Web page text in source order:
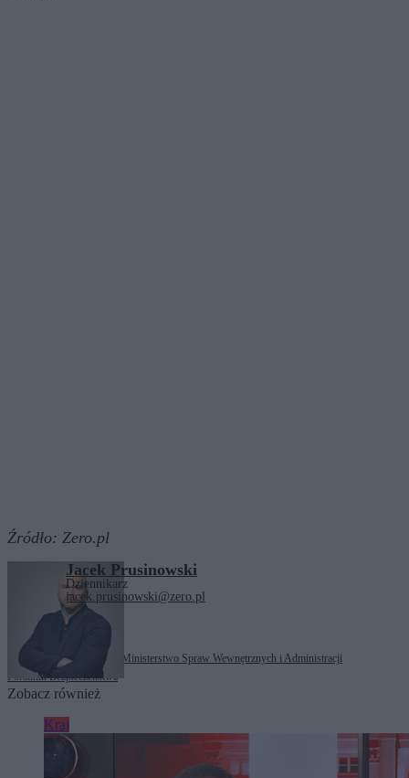
Źródło: Zero.pl
Jacek Prusinowski
Dziennikarz
jacek.prusinowski@zero.pl
Tagi: Marcin Kierwiński
Ministerstwo Spraw Wewnętrznych i Administracji
Poradnik Bezpieczeństwa
Zobacz również
Kraj